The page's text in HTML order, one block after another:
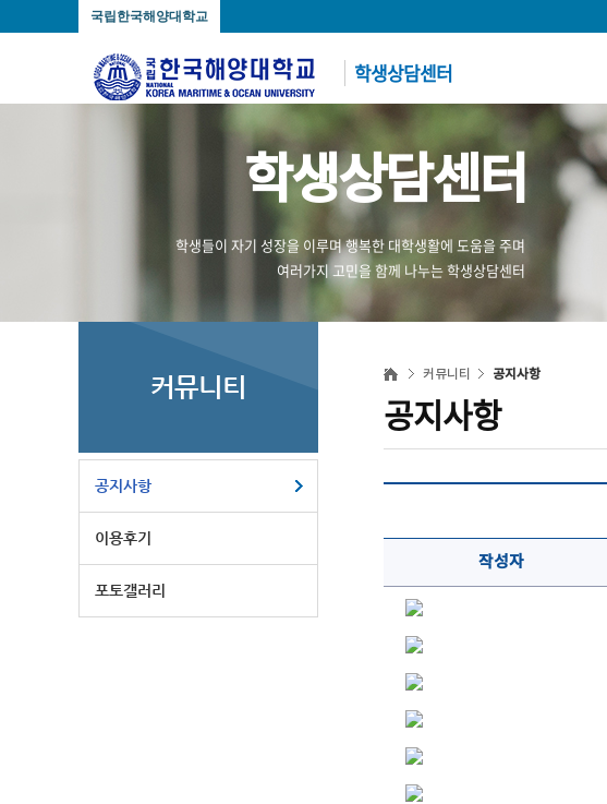
국립한국해양대학교
학생상담센터
학생상담센터
학생들이 자기 성장을 이루며 행복한 대학생활에 도움을 주며
여러가지 고민을 함께 나누는 학생상담센터
커뮤니티
공지사항
이용후기
포토갤러리
커뮤니티 공지사항
공지사항
작성자